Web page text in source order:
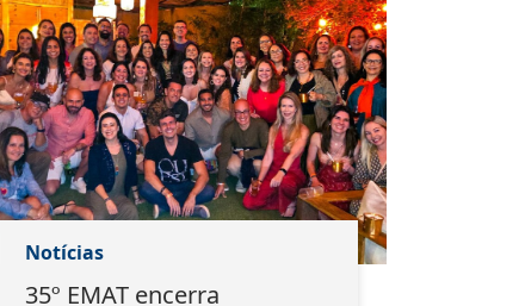
Notícias
35º EMAT encerra